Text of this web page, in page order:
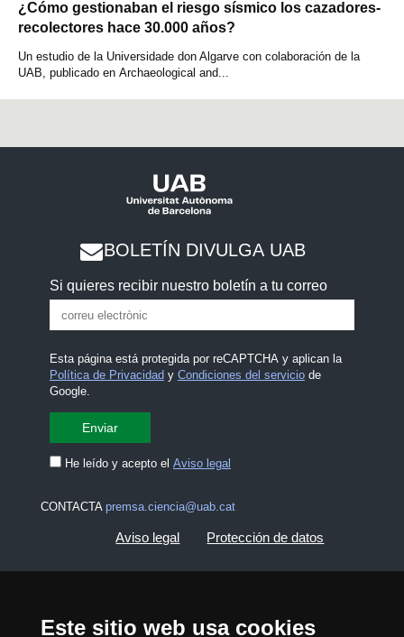
Este sitio web usa cookies
¿Cómo gestionaban el riesgo sísmico los cazadores-
recolectores hace 30.000 años?
Un estudio de la Universidade don Algarve con colaboración de la
UAB, publicado en Archaeological and...
BOLETÍN DIVULGA UAB
Si quieres recibir nuestro boletín a tu correo
Esta página está protegida por reCAPTCHA y aplican la
Política de Privacidad y Condiciones del serviciode
Google.
He leído y acepto el Aviso legal
CONTACTA premsa.ciencia@uab.cat
Aviso legal Protección de datos
Mapa del web UAB